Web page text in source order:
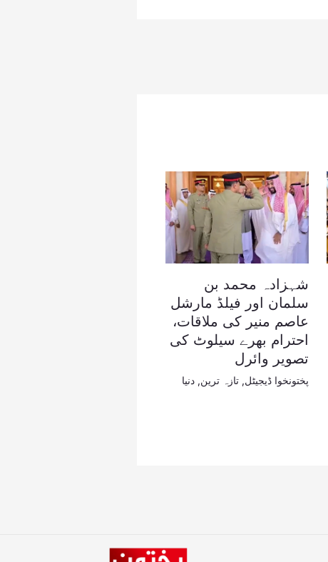
شہزادہ محمد بن
سلمان اور فیلڈ مارشل
عاصم منیر کی ملاقات،
احترام بھرے سیلوٹ کی
تصویر وائرل
پختونخوا ڈیجیٹل تازہ ترین دنیا